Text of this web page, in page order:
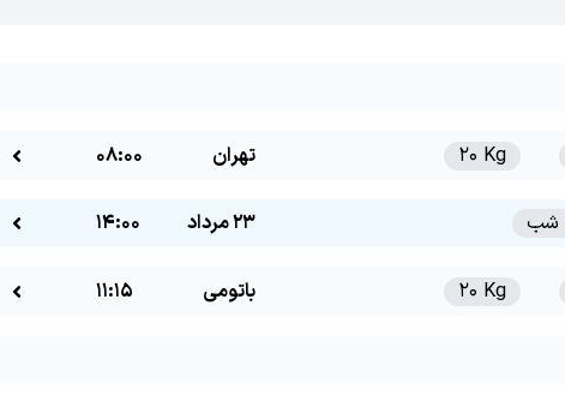
20 Kg تهران 08:00
23 مرداد 14:00
20 Kg باتومی 11:15